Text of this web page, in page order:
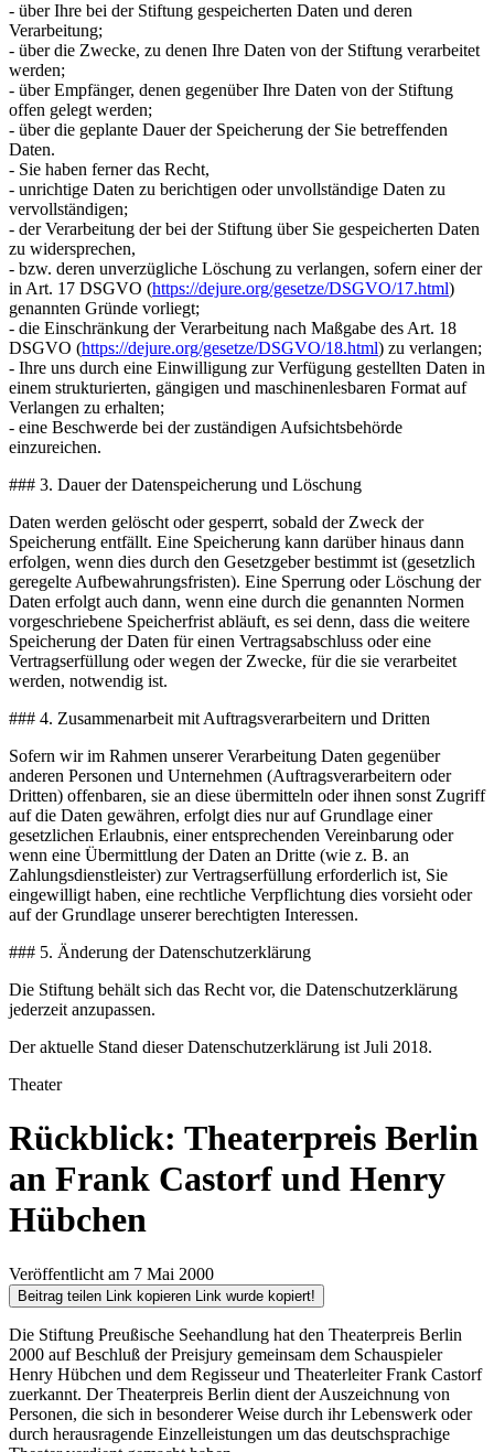
- über Ihre bei der Stiftung gespeicherten Daten und deren
Verarbeitung;
- über die Zwecke, zu denen Ihre Daten von der Stiftung verarbeitet
werden;
- über Empfänger, denen gegenüber Ihre Daten von der Stiftung
offen gelegt werden;
- über die geplante Dauer der Speicherung der Sie betreffenden
Daten.
- Sie haben ferner das Recht,
- unrichtige Daten zu berichtigen oder unvollständige Daten zu
vervollständigen;
- der Verarbeitung der bei der Stiftung über Sie gespeicherten Daten
zu widersprechen,
- bzw. deren unverzügliche Löschung zu verlangen, sofern einer der
in Art. 17 DSGVO (https://dejure.org/gesetze/DSGVO/17.html)
genannten Gründe vorliegt;
- die Einschränkung der Verarbeitung nach Maßgabe des Art. 18
DSGVO (https://dejure.org/gesetze/DSGVO/18.html) zu verlangen;
- Ihre uns durch eine Einwilligung zur Verfügung gestellten Daten in
einem strukturierten, gängigen und maschinenlesbaren Format auf
Verlangen zu erhalten;
- eine Beschwerde bei der zuständigen Aufsichtsbehörde
einzureichen.
### 3. Dauer der Datenspeicherung und Löschung
Daten werden gelöscht oder gesperrt, sobald der Zweck der
Speicherung entfällt. Eine Speicherung kann darüber hinaus dann
erfolgen, wenn dies durch den Gesetzgeber bestimmt ist (gesetzlich
geregelte Aufbewahrungsfristen). Eine Sperrung oder Löschung der
Daten erfolgt auch dann, wenn eine durch die genannten Normen
vorgeschriebene Speicherfrist abläuft, es sei denn, dass die weitere
Speicherung der Daten für einen Vertragsabschluss oder eine
Vertragserfüllung oder wegen der Zwecke, für die sie verarbeitet
werden, notwendig ist.
### 4. Zusammenarbeit mit Auftragsverarbeitern und Dritten
Sofern wir im Rahmen unserer Verarbeitung Daten gegenüber
anderen Personen und Unternehmen (Auftragsverarbeitern oder
Dritten) offenbaren, sie an diese übermitteln oder ihnen sonst Zugriff
auf die Daten gewähren, erfolgt dies nur auf Grundlage einer
gesetzlichen Erlaubnis, einer entsprechenden Vereinbarung oder
wenn eine Übermittlung der Daten an Dritte (wie z. B. an
Zahlungsdienstleister) zur Vertragserfüllung erforderlich ist, Sie
eingewilligt haben, eine rechtliche Verpflichtung dies vorsieht oder
auf der Grundlage unserer berechtigten Interessen.
### 5. Änderung der Datenschutzerklärung
Die Stiftung behält sich das Recht vor, die Datenschutzerklärung
jederzeit anzupassen.
Der aktuelle Stand dieser Datenschutzerklärung ist Juli 2018.
Theater
Rückblick: Theaterpreis Berlin
an Frank Castorf und Henry
Hübchen
Veröffentlicht am 7 Mai 2000
Beitrag teilen Link kopieren Link wurde kopiert!
Die Stiftung Preußische Seehandlung hat den Theaterpreis Berlin
2000 auf Beschluß der Preisjury gemeinsam dem Schauspieler
Henry Hübchen und dem Regisseur und Theaterleiter Frank Castorf
zuerkannt. Der Theaterpreis Berlin dient der Auszeichnung von
Personen, die sich in besonderer Weise durch ihr Lebenswerk oder
durch herausragende Einzelleistungen um das deutschsprachige